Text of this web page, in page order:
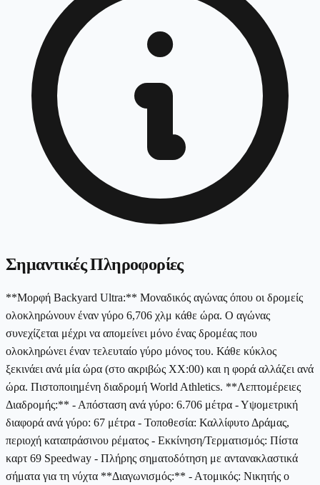
Σημαντικές Πληροφορίες
**Μορφή Backyard Ultra:** Μοναδικός αγώνας όπου οι δρομείς
ολοκληρώνουν έναν γύρο 6,706 χλμ κάθε ώρα. Ο αγώνας
συνεχίζεται μέχρι να απομείνει μόνο ένας δρομέας που
ολοκληρώνει έναν τελευταίο γύρο μόνος του. Κάθε κύκλος
ξεκινάει ανά μία ώρα (στο ακριβώς XX:00) και η φορά αλλάζει ανά
ώρα. Πιστοποιημένη διαδρομή World Athletics. **Λεπτομέρειες
Διαδρομής:** - Απόσταση ανά γύρο: 6.706 μέτρα - Υψομετρική
διαφορά ανά γύρο: 67 μέτρα - Τοποθεσία: Καλλίφυτο Δράμας,
περιοχή καταπράσινου ρέματος - Εκκίνηση/Τερματισμός: Πίστα
καρτ 69 Speedway - Πλήρης σηματοδότηση με αντανακλαστικά
σήματα για τη νύχτα **Διαγωνισμός:** - Ατομικός: Νικητής ο